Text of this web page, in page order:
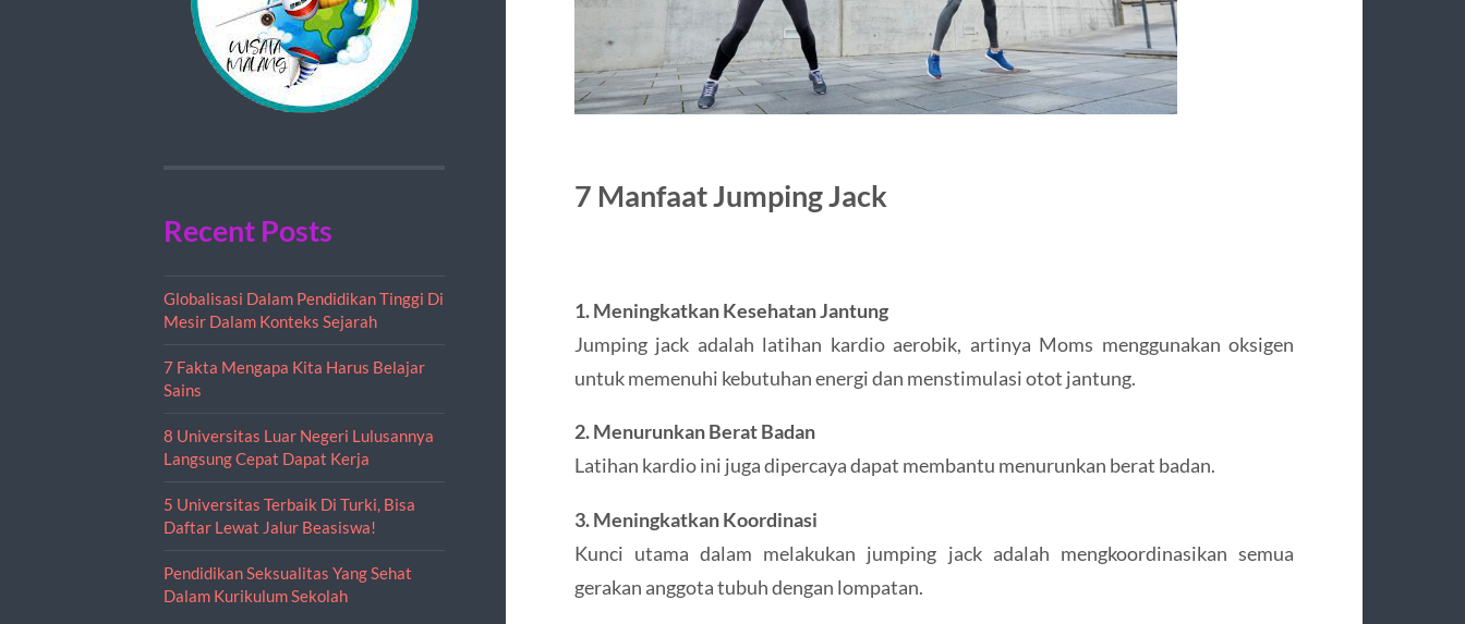
Recent Posts
Globalisasi Dalam Pendidikan Tinggi Di
Mesir Dalam Konteks Sejarah
7 Fakta Mengapa Kita Harus Belajar
Sains
8 Universitas Luar Negeri Lulusannya
Langsung Cepat Dapat Kerja
5 Universitas Terbaik Di Turki, Bisa
Daftar Lewat Jalur Beasiswa!
Pendidikan Seksualitas Yang Sehat
Dalam Kurikulum Sekolah
7 Manfaat Jumping Jack
1. Meningkatkan Kesehatan Jantung
Jumping jack adalah latihan kardio aerobik, artinya Moms menggunakan oksigen
untuk memenuhi kebutuhan energi dan menstimulasi otot jantung.
2. Menurunkan Berat Badan
Latihan kardio ini juga dipercaya dapat membantu menurunkan berat badan.
3. Meningkatkan Koordinasi
Kunci utama dalam melakukan jumping jack adalah mengkoordinasikan semua
gerakan anggota tubuh dengan lompatan.